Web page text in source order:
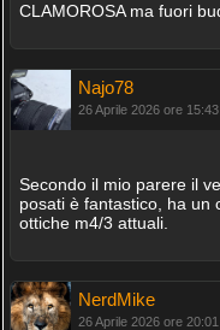
CLAMOROSA ma fuori
Najo78
26 Aprile 2026 ore 15:43
Secondo il mio parere il
posati è fantastico, ha un
ottiche m4/3 attuali.
NerdMike
26 Aprile 2026 ore 20:01